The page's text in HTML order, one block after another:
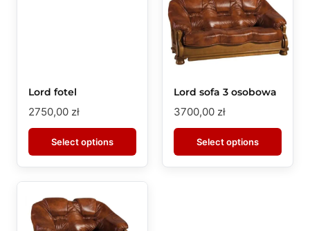
Lord fotel
2750,00 zł
Select options
Lord sofa 3 osobowa
3700,00 zł
Select options